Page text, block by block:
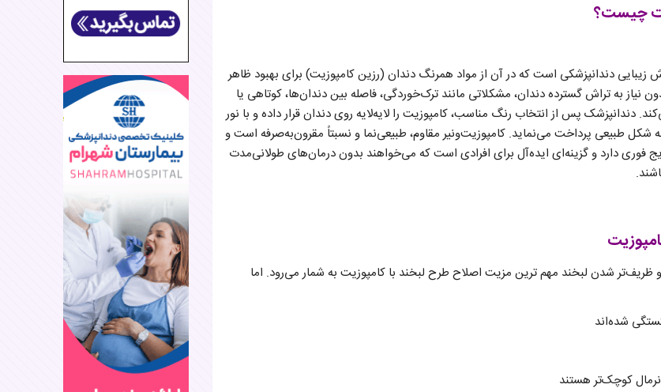
چیست؟
دندانپزشکی است که در آن از مواد همرنگ دندان (رزین کامپوزیت) برای بهبود ظاهر
به تراش گسترده دندان، مشکلاتی مانند ترک‌خوردگی، فاصله بین دندان‌ها، کوتاهی یا
دندانپزشک پس از انتخاب رنگ مناسب، کامپوزیت را لایه‌لایه روی دندان قرار داده و با نور
طبیعی پرداخت می‌نماید. کامپوزیت‌ونیر مقاوم، طبیعی‌نما و نسبتاً مقرون‌به‌صرفه است و
فوری دارد و گزینه‌ای ایده‌آل برای افرادی است که می‌خواهند بدون درمان‌های طولانی‌مدت
ظریف‌تر شدن لبخند مهم ترین مزیت اصلاح طرح لبخند با کامپوزیت به شمار می‌رود. اما
شده‌اند
کوچک‌تر هستند